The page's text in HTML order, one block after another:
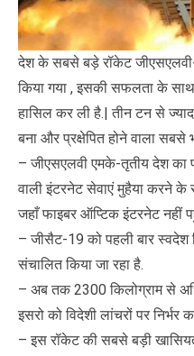
देश के सबसे बड़े रॉकेट
किया गया , इसकी सफलता के साथ
हासिल कर ली है.| तीन टन से
बना और प्रक्षेपित होने वाला सबसे
– जीएसएलवी एमके-तृतीय देश का
वाली इंटरनेट सेवाएं मुहैया करने के
जहाँ फाइबर ऑप्टिक इंटरनेट नहीं
– जीसैट-19 को पहली बार स्वदेश
संचालित किया जा रहा है.
– अब तक 2300 किलोग्राम से
इसरो को विदेशी लांचरों पर निर्भर
– इस रॉकेट की सबसे बड़ी